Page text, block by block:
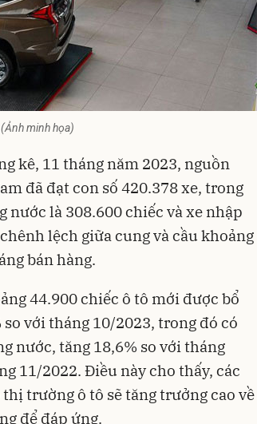
minh họa)
kê, 11 tháng năm 2023, nguồn
đã đạt con số 420.378 xe, trong
nước là 308.600 chiếc và xe nhập
lệch giữa cung và cầu khoảng
bán hàng.
44.900 chiếc ô tô mới được bổ
với tháng 10/2023, trong đó có
nước, tăng 18,6% so với tháng
11/2022. Điều này cho thấy, các
trường ô tô sẽ tăng trưởng cao về
để đáp ứng.